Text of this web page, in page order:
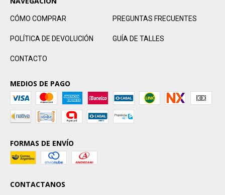
CÓMO COMPRAR PREGUNTAS FRECUENTES
POLÍTICA DE DEVOLUCIÓN GUÍA DE TALLES
CONTACTO
MEDIOS DE PAGO
FORMAS DE ENVÍO
CONTACTANOS